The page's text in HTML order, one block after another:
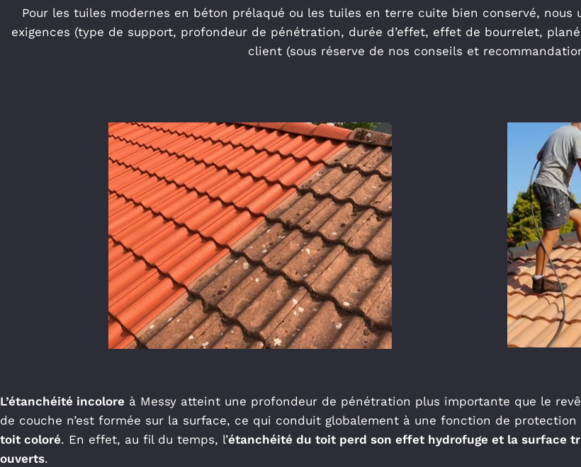
Pour les tuiles modernes en béton prélaqué ou les tuiles en terre cuite bien conservé, nous
exigences (type de support, profondeur de pénétration, durée d’effet, effet de bourrelet,
client (sous réserve de nos conseils et
L’étanchéité incolore à Messy atteint une profondeur de pénétration plus importante que le
de couche n’est formée sur la surface, ce qui conduit globalement à une fonction de
toit coloré. En effet, au fil du temps, l’étanchéité du toit perd son effet hydrofuge et la surface
ouverts.